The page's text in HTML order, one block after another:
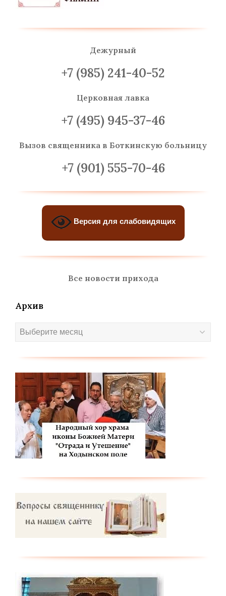
Дежурный
+7 (985) 241-40-52
Церковная лавка
+7 (495) 945-37-46
Вызов священника в Боткинскую больницу
+7 (901) 555-70-46
Версия для слабовидящих
Все новости прихода
Архив
Архив